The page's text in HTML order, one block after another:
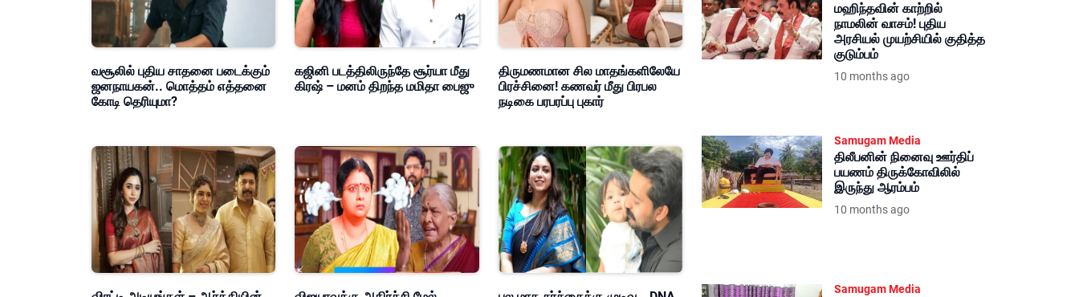
வசூலில் புதிய சாதனை படைக்கும்
ஜனநாயகன்.. மொத்தம் எத்தனை
கோடி தெரியுமா?
கஜினி படத்திலிருந்தே சூர்யா மீது
கிரஷ் – மனம் திறந்த மமிதா பைஜு
திருமணமான சில மாதங்களிலேயே
பிரச்சினை! கணவர் மீது பிரபல
நடிகை பரபரப்பு புகார்
மஹிந்தவின் காற்றில்
நாமலின் வாசம்! புதிய
அரசியல் முயற்சியில் குதித்த
குடும்பம்
10 months ago
Samugam Media
திலீபனின் நினைவு ஊர்திப்
பயணம் திருக்கோவிலில்
இருந்து ஆரம்பம்
10 months ago
Samugam Media